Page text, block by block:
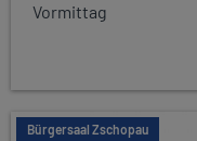
Vormittag
Bürgersaal Zschopau